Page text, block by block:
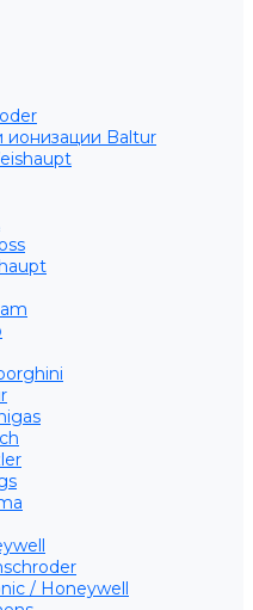
ионизации Baltur
/ Honeywell